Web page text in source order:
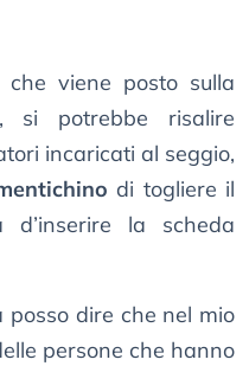
viene posto sulla
si potrebbe risalire
incaricati al seggio,
di togliere il
d’inserire la scheda
dire che nel mio
persone che hanno